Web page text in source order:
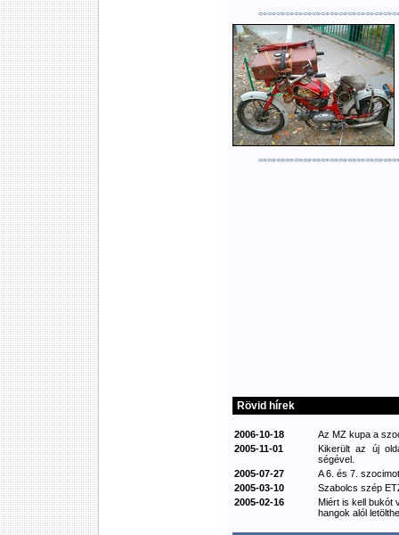
Rövid hírek
2006-10-18
Az MZ kupa a
2005-11-01
Kikerült az új
ségével.
2005-07-27
A 6. és 7.
2005-03-10
Szabolcs szép
2005-02-16
Miért is kell bukót
hangok alól